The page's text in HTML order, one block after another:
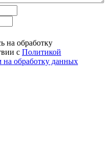
на обработку
с Политикой
на обработку данных